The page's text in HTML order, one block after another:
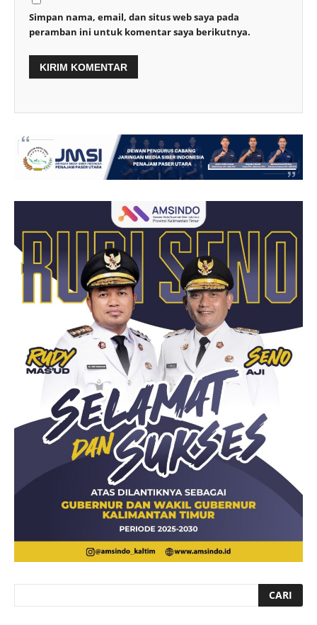
Simpan nama, email, dan situs web saya pada
peramban ini untuk komentar saya berikutnya.